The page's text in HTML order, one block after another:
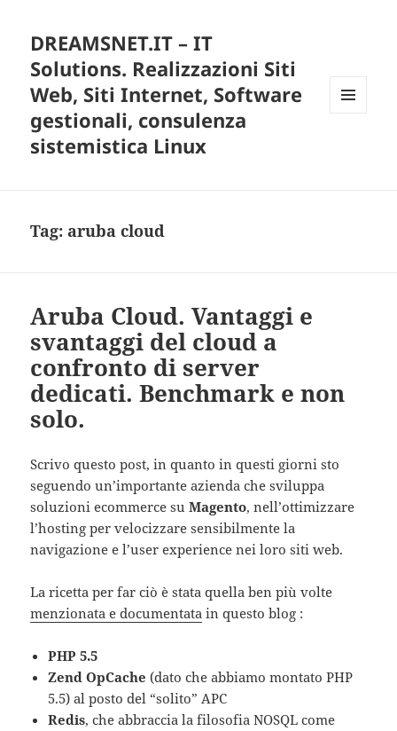
DREAMSNET.IT – IT
Solutions. Realizzazioni Siti
Web, Siti Internet, Software
gestionali, consulenza
sistemistica Linux
Tag: aruba cloud
Aruba Cloud. Vantaggi e
svantaggi del cloud a
confronto di server
dedicati. Benchmark e non
solo.
Scrivo questo post, in quanto in questi giorni sto
seguendo un’importante azienda che sviluppa
soluzioni ecommerce suMagento, nell’ottimizzare
l’hosting per velocizzare sensibilmente la
navigazione e l’user experience nei loro siti web.
La ricetta per far ciò è stata quella ben più volte
menzionata e documentata in questo blog :
PHP 5.5
Zend OpCache (dato che abbiamo montato PHP
5.5) al posto del “solito” APC
Redis, che abbraccia la filosofia NOSQL come